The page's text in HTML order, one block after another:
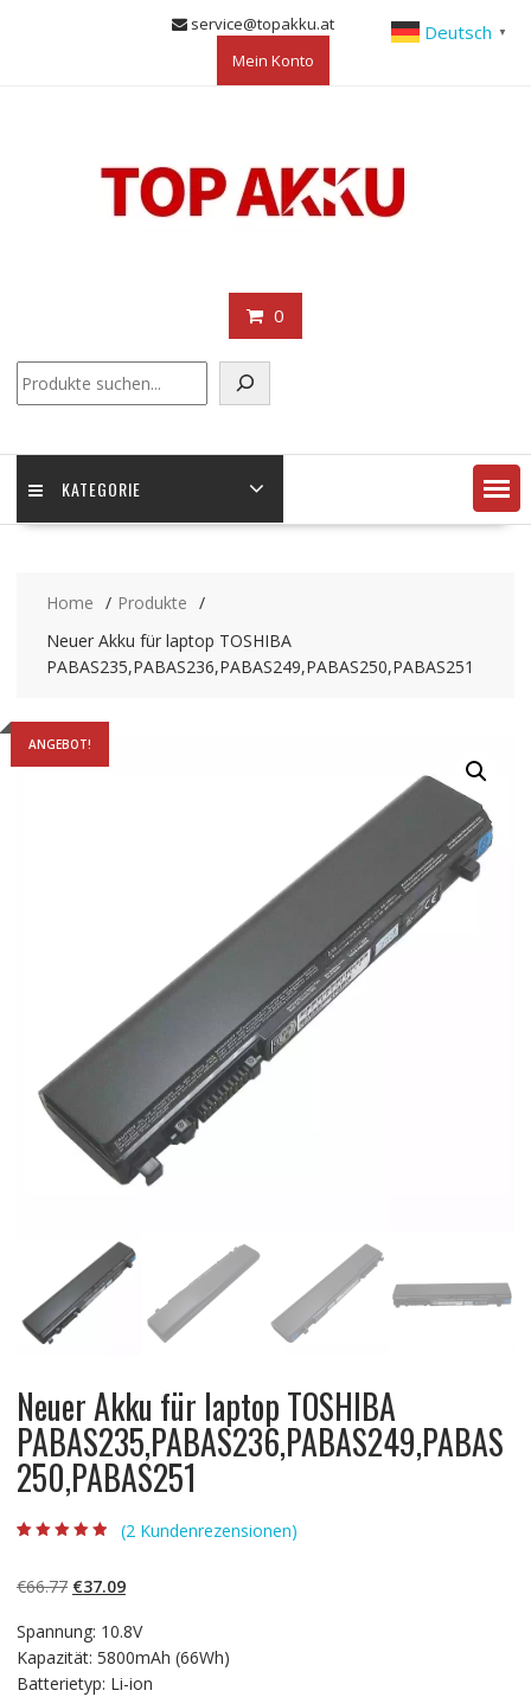
service@topakku.at
Mein Konto
0
KATEGORIE
Home
Produkte
Neuer Akku für laptop TOSHIBA
PABAS235,PABAS236,PABAS249,PABAS250,PABAS251
ANGEBOT!
Neuer Akku für laptop TOSHIBA
PABAS235,PABAS236,PABAS249,PABAS
250,PABAS251
basierend auf
Kundenbewert
(2 Kundenrezensionen)
€66.77 Ursprünglicher
war:
€66.77
€37.09Aktueller
ist:
€37.09.
Spannung: 10.8V
Kapazität: 5800mAh (66Wh)
Batterietyp: Li-ion
Deutsch ▼